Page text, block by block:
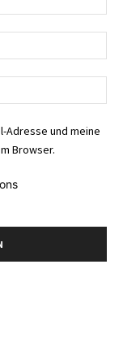
Adresse und meine
Browser.